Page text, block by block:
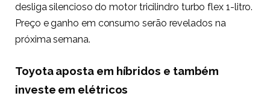
desliga silencioso do motor tricilindro turbo flex 1-litro.
Preço e ganho em consumo serão revelados na
próxima semana.
Toyota aposta em híbridos e também
investe em elétricos